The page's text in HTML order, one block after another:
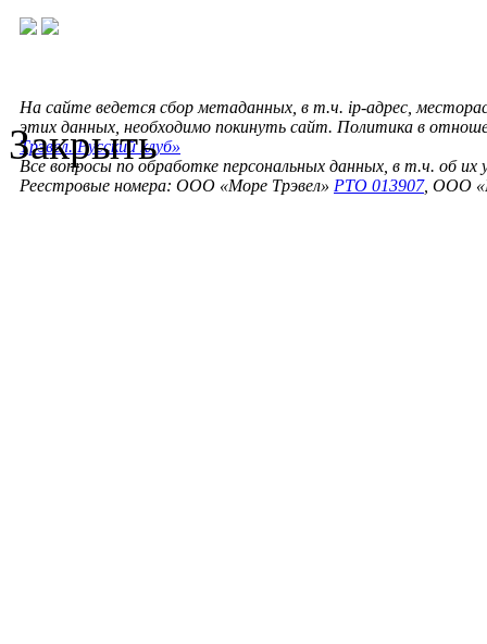
На сайте ведется сбор метаданных, в т.ч. ip-адрес,
этих данных, необходимо покинуть сайт. Политика в
Трэвел. Русский клуб»
Все вопросы по обработке персональных данных, в т.ч. об их
Реестровые номера: ООО «Море Трэвел» РТО 013907, ООО
Закрыть